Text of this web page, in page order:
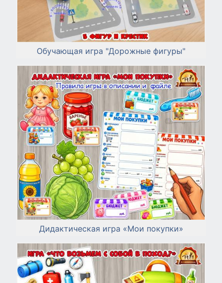
Обучающая игра "Дорожные фигуры"
Дидактическая игра «Мои покупки»